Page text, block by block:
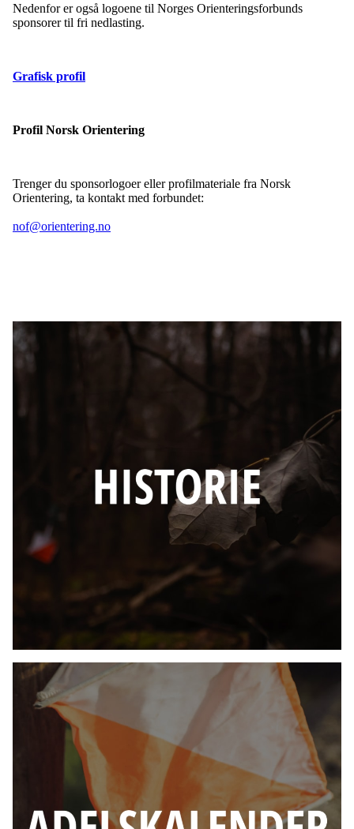
Nedenfor er også logoene til Norges Orienteringsforbunds
sponsorer til fri nedlasting.
Grafisk profil
Profil Norsk Orientering
Trenger du sponsorlogoer eller profilmateriale fra Norsk
Orientering, ta kontakt med forbundet:
nof@orientering.no